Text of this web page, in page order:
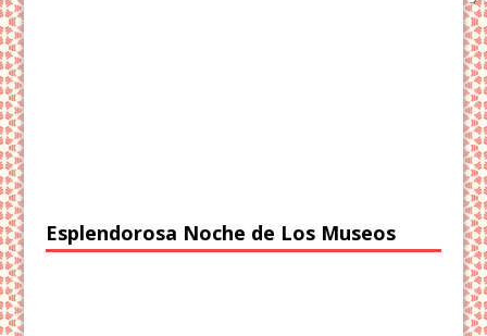
Esplendorosa Noche de Los Museos